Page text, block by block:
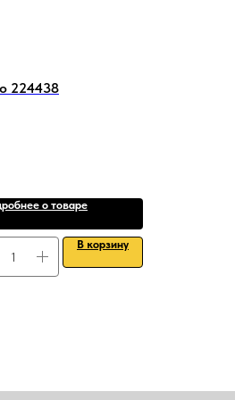
224438
о товаре
В корзину